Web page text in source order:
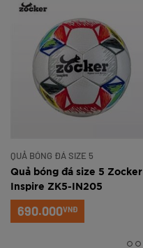
QUẢ BÓNG ĐÁ SIZE 5
Quả bóng đá size 5 Zocker
Inspire ZK5-IN205
690.000VNĐ